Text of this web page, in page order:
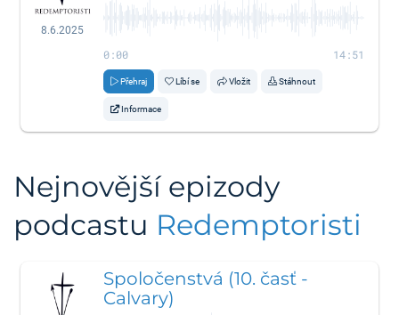
8.6.2025
0:00 14:51
Přehraj Líbí se Vložit Stáhnout
Informace
Nejnovější epizody
podcastu Redemptoristi
Spoločenstvá (10. časť -
Calvary)